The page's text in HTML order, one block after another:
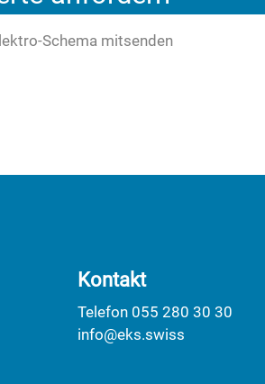
Schema mitsenden
Kontakt
Telefon 055 280 30 30
info@eks.swiss